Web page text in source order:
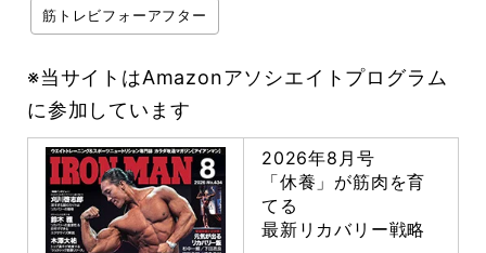
筋トレビフォーアフター
※当サイトはAmazonアソシエイトプログラム
に参加しています
2026年8月号
「休養」が筋肉を育
てる
最新リカバリー戦略